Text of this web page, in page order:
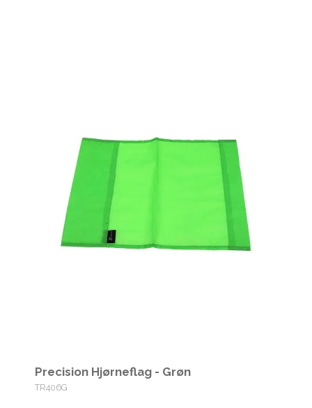
Precision Hjørneflag - Grøn
TR406G